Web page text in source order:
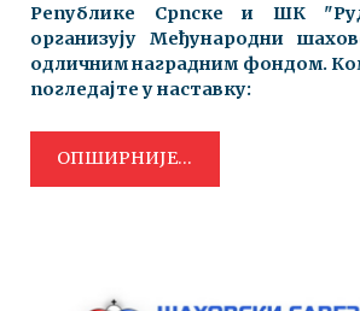
Републике Српске и ШК
организују Међународни
одличним наградним фондом.
погледајте у наставку:
ОПШИРНИЈЕ...